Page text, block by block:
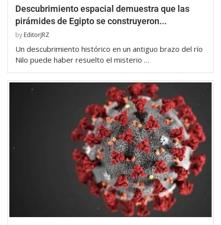
Descubrimiento espacial demuestra que las
pirámides de Egipto se construyeron...
by EditorJRZ
Un descubrimiento histórico en un antiguo brazo del río
Nilo puede haber resuelto el misterio …